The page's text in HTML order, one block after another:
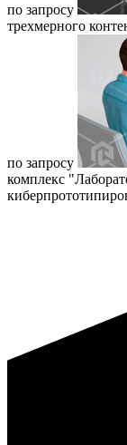
по запросу
трехмерного
по запросу
комплекс